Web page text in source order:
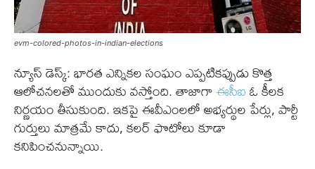
evm-colored-photos-in-indian-elections
న్యూస్ డెస్క్: భారత ఎన్నికల సంఘం ఎప్పటికప్పుడు కొత్త
ఆలోచనలతో ముందుకు వస్తోంది. తాజాగాఈసీఐఓ కీలక
నిర్ణయం తీసుకుంది. ఇకపై ఈవీఎంలలో అభ్యర్థుల పేర్లు, పార్టీ
గుర్తులు మాత్రమే కాదు, కలర్ ఫొటోలు కూడా
కనిపించనున్నాయి.